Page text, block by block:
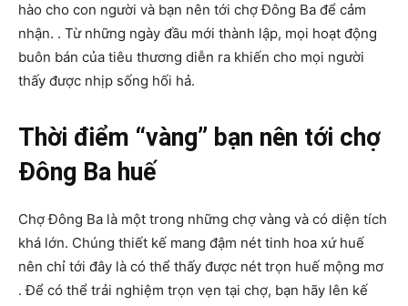
hào cho con người và bạn nên tới chợ Đông Ba để cảm
nhận. . Từ những ngày đầu mới thành lập, mọi hoạt động
buôn bán của tiêu thương diễn ra khiến cho mọi người
thấy được nhịp sống hối hả.
Thời điểm “vàng” bạn nên tới chợ
Đông Ba huế
Chợ Đông Ba là một trong những chợ vàng và có diện tích
khá lớn. Chúng thiết kế mang đậm nét tinh hoa xứ huế
nên chỉ tới đây là có thể thấy được nét trọn huế mộng mơ
. Để có thể trải nghiệm trọn vẹn tại chợ, bạn hãy lên kế